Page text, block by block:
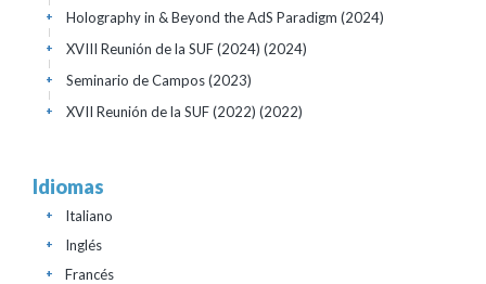
Holography in & Beyond the AdS Paradigm (2024)
+
XVIII Reunión de la SUF (2024) (2024)
+
Seminario de Campos(2023)
+
XVII Reunión de la SUF (2022) (2022)
+
Idiomas
Italiano
+
Inglés
+
Francés
+